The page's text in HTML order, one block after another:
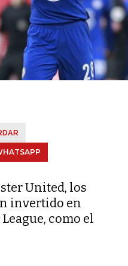
United, los
invertido en
como el